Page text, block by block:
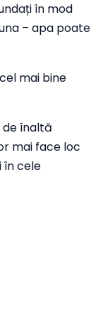
în mod
– apa poate
mai bine
de înaltă
mai face loc
în cele